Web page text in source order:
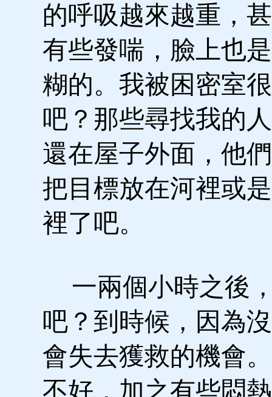
的呼吸越來越重，
有些發喘，臉上也
糊的。我被困密室
吧？那些尋找我的
還在屋子外面，他
把目標放在河裡或
裡了吧。
一兩個小時之後
吧？到時候，因為
會失去獲救的機會
不好，加之有些悶